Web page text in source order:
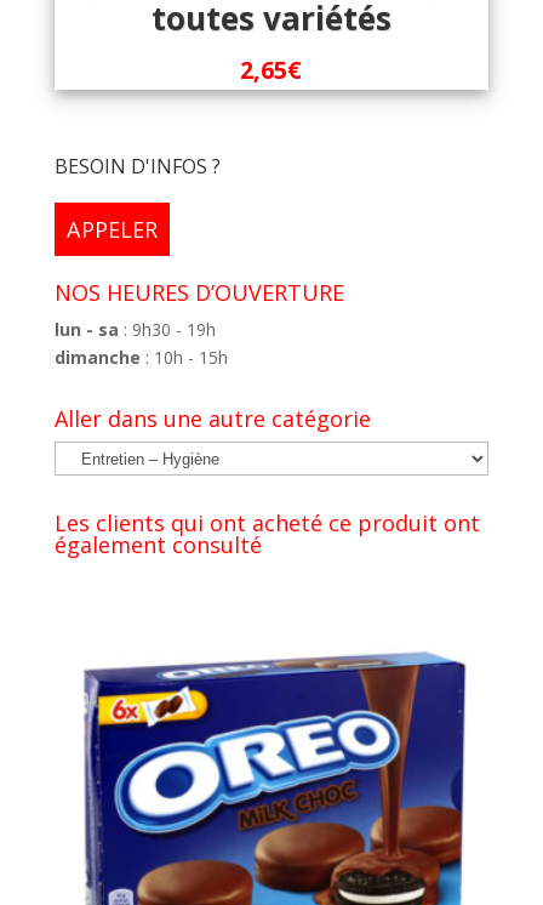
toutes variétés
2,65€
BESOIN D'INFOS ?
APPELER
NOS HEURES D’OUVERTURE
lun - sa : 9h30 - 19h
dimanche : 10h - 15h
Aller dans une autre catégorie
Les clients qui ont acheté ce produit ont
également consulté